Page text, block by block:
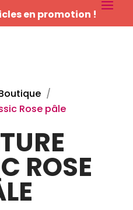
en promotion !
Rose pâle
ROSE